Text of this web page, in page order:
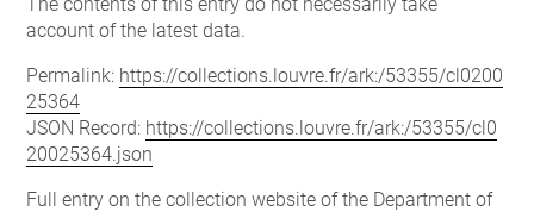
account of the latest data.
Permalink: https://collections.louvre.fr/ark:/53355/cl0200
25364
JSON Record: https://collections.louvre.fr/ark:/53355/cl0
20025364.json
Full entry on the collection website of the Department of